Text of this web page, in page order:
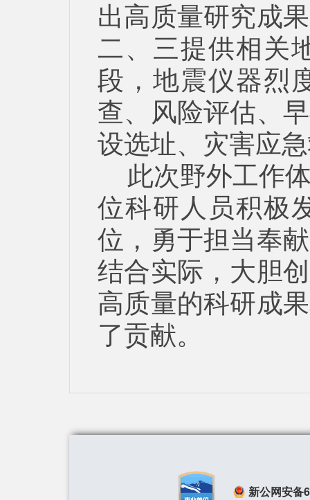
出高质量研究成
二、三提供相关
段，地震仪器烈
查、风险评估、
设选址、灾害应
此次野外工作
位科研人员积极
位，勇于担当奉
结合实际，大胆
高质量的科研成
了贡献。
新公网安备